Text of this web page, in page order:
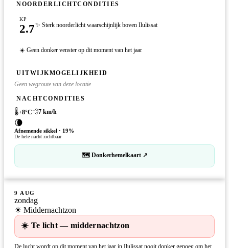
NOORDERLICHTCONDITIES
KP
2.7✨ Sterk noorderlicht waarschijnlijk boven Ilulissat
☀️ Geen donker venster op dit moment van het jaar
UITWIJKMOGELIJKHEID
Geen wegroute van deze locatie
NACHTCONDITIES
🌡️+8°C💨7 km/h
🌘
Afnemende sikkel · 19%
De hele nacht zichtbaar
🗺 Donkerhemelkaart ↗
9 AUG
zondag
☀ Middernachtzon
☀️ Te licht — middernachtzon
De lucht wordt op dit moment van het jaar in Ilulissat nooit donker genoeg om het